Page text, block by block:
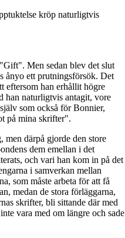
kröp naturligtvis
Men sedan blev det slut
ånyo ett prutningsförsök. Det
eftersom han erhållit högre
han naturligtvis antagit, vore
som också för Bonnier,
på mina skrifter".
men därpå gjorde den store
dem emellan i det
och vari han kom in på det
i samverkan mellan
som måste arbeta för att få
medan de stora förläggarna,
skrifter, bli sittande där med
vara med om längre och sade